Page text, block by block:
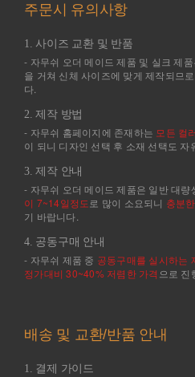
주문시 유의사항
1. 사이즈 교환 및 반품
- 자무쉬 오더 메이드 제품 및 실크 제
을 거쳐 신체 사이즈에 맞게 제작되므로
다.
2. 제작 방법
- 자무쉬 홈페이지에 존재하는 모든 컬
이 되니 디자인 선택 후 소재 선택도 자
3. 제작 안내
- 자무쉬 오더 메이드 제품은 일반 대량
이 7~14일정도 로 많이 소요되니 충분
기 바랍니다.
4. 공동구매 안내
- 자무쉬 제품 중 공동구매를 실시하는
정가대비 30~40% 저렴한 가격 으로 진
배송 및 교환/반품 안내
1. 결제 가이드